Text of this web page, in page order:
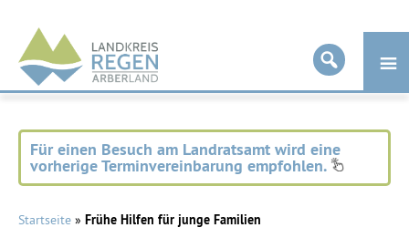
Landkreis
Regen
Für einen Besuch am Landratsamt wird eine
vorherige Terminvereinbarung empfohlen.
Startseite » Frühe Hilfen für junge Familien